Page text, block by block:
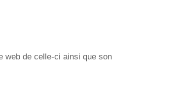
web de celle-ci ainsi que son